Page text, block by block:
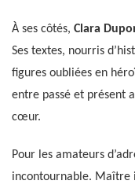
À ses côtés, Clara
Ses textes, nourris
figures oubliées en
entre passé et présent
cœur.
Pour les amateurs
incontournable. Maître